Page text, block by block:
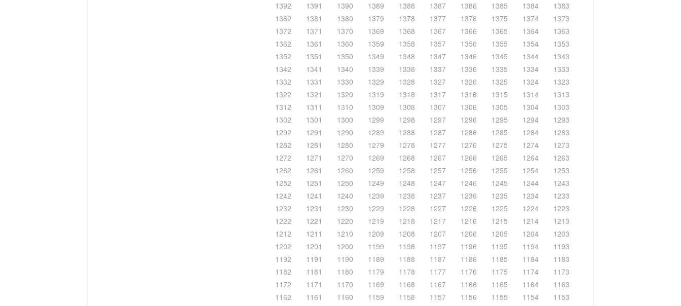
1392
1391 1390 1389 1388 1387 1386 1385 1384
1383
1382
1381 1380 1379 1378 1377 1376 1375 1374
1373
1372
1371 1370 1369 1368 1367 1366 1365 1364
1363
1362
1361 1360 1359 1358 1357 1356 1355 1354
1353
1352
1351 1350 1349 1348 1347 1346 1345 1344
1343
1342
1341 1340 1339 1338 1337 1336 1335 1334
1333
1332
1331 1330 1329 1328 1327 1326 1325 1324
1323
1322
1321 1320 1319 1318 1317 1316 1315 1314
1313
1312
1311 1310 1309 1308 1307 1306 1305 1304
1303
1302
1301 1300 1299 1298 1297 1296 1295 1294
1293
1292
1291 1290 1289 1288 1287 1286 1285 1284
1283
1282
1281 1280 1279 1278 1277 1276 1275 1274
1273
1272
1271 1270 1269 1268 1267 1266 1265 1264
1263
1262
1261 1260 1259 1258 1257 1256 1255 1254
1253
1252
1251 1250 1249 1248 1247 1246 1245 1244
1243
1242
1241 1240 1239 1238 1237 1236 1235 1234
1233
1232
1231 1230 1229 1228 1227 1226 1225 1224
1223
1222
1221 1220 1219 1218 1217 1216 1215 1214
1213
1212
1211 1210 1209 1208 1207 1206 1205 1204
1203
1202
1201 1200 1199 1198 1197 1196 1195 1194
1193
1192
1191 1190 1189 1188 1187 1186 1185 1184
1183
1182
1181 1180 1179 1178 1177 1176 1175 1174
1173
1172
1171 1170 1169 1168 1167 1166 1165 1164
1163
1162
1161 1160 1159 1158 1157 1156 1155 1154
1153